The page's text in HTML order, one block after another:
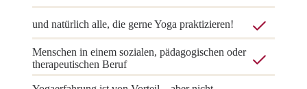
und natürlich alle, die gerne Yoga praktizieren!
Menschen in einem sozialen, pädagogischen oder
therapeutischen Beruf